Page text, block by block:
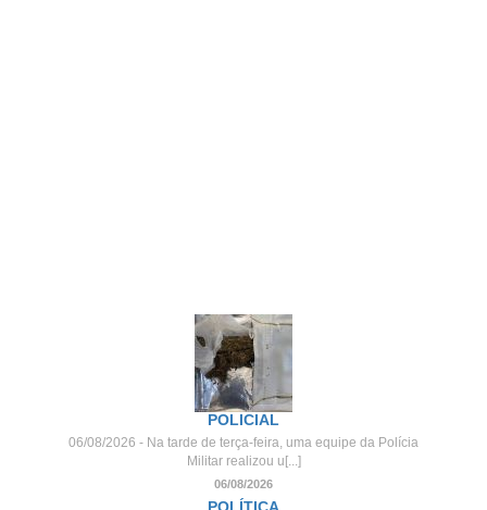
POLICIAL
06/08/2026 - Na tarde de terça-feira, uma equipe da Polícia
Militar realizou u[...]
06/08/2026